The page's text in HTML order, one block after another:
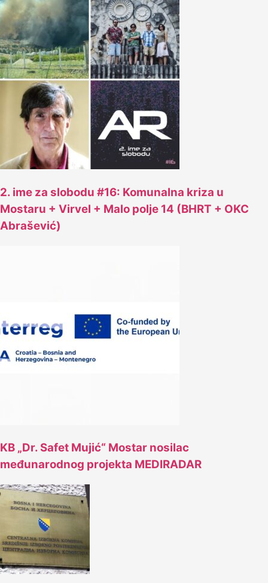
2. ime za slobodu #16: Komunalna kriza u
Mostaru + Virvel + Malo polje 14 (BHRT + OKC
Abrašević)
KB „Dr. Safet Mujić“ Mostar nosilac
međunarodnog projekta MEDIRADAR